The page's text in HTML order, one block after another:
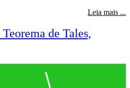
Leia mais ...
de Tales,